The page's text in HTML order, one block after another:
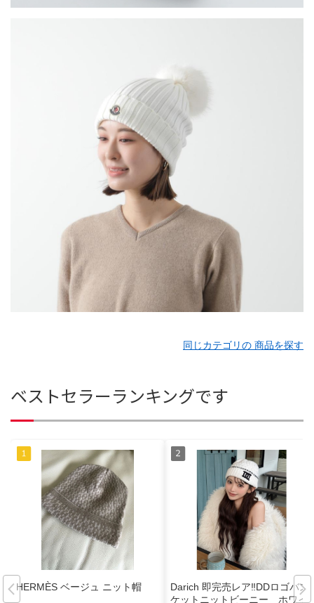
同じカテゴリの 商品を探す
ベストセラーランキングです
HERMÈS ベージュ ニット帽
Darich 即完売レア‼️DDロゴバス
ケットニットビーニー ホワイ